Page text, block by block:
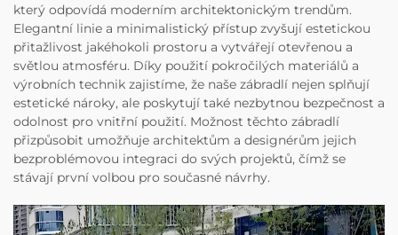
který odpovídá moderním architektonickým trendům.
Elegantní linie a minimalistický přístup zvyšují estetickou
přitažlivost jakéhokoli prostoru a vytvářejí otevřenou a
světlou atmosféru. Díky použití pokročilých materiálů a
výrobních technik zajistíme, že naše zábradlí nejen splňují
estetické nároky, ale poskytují také nezbytnou bezpečnost a
odolnost pro vnitřní použití. Možnost těchto zábradlí
přizpůsobit umožňuje architektům a designérům jejich
bezproblémovou integraci do svých projektů, čímž se
stávají první volbou pro současné návrhy.